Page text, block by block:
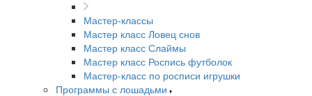
Мастер-классы
Мастер класс Ловец снов
Мастер класс Слаймы
Мастер класс Роспись футболок
Мастер-класс по росписи игрушки
Программы с лошадьми